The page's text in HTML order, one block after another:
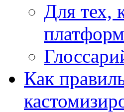
Для тех,
платформ
Как